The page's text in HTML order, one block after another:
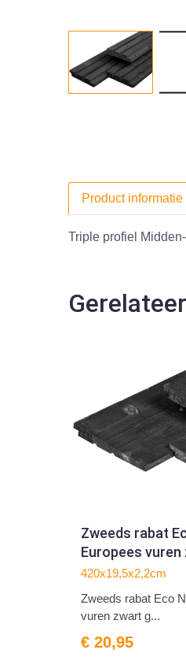
Product informatie
Triple profiel
Zweeds rabat
Europees vuren
gespoten
420x19,5x2,2cm
Zweeds rabat Eco
vuren zwart g...
€ 20,95